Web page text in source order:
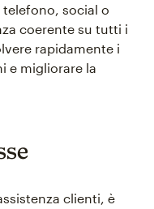
social o
coerente su tutti i
rapidamente i
e migliorare la
clienti, è